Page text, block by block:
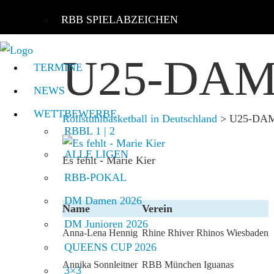
RBB SPIELABZEICHEN
TERMINE
NEWS
WETTBEWERBE
RBBL 1 | 2
ALLE LIGEN
RBB-POKAL
DM Damen 2026
DM Junioren 2026
QUEENS CUP 2026
3×3
U25-
Rollstuhlbasketball in Deutschland > U25-
Es fehlt - Marie Kier
Name Verein
Anna-Lena Hennig Rhine Rhiver Rhinos Wiesbaden
Annika Sonnleitner RBB München Iguanas